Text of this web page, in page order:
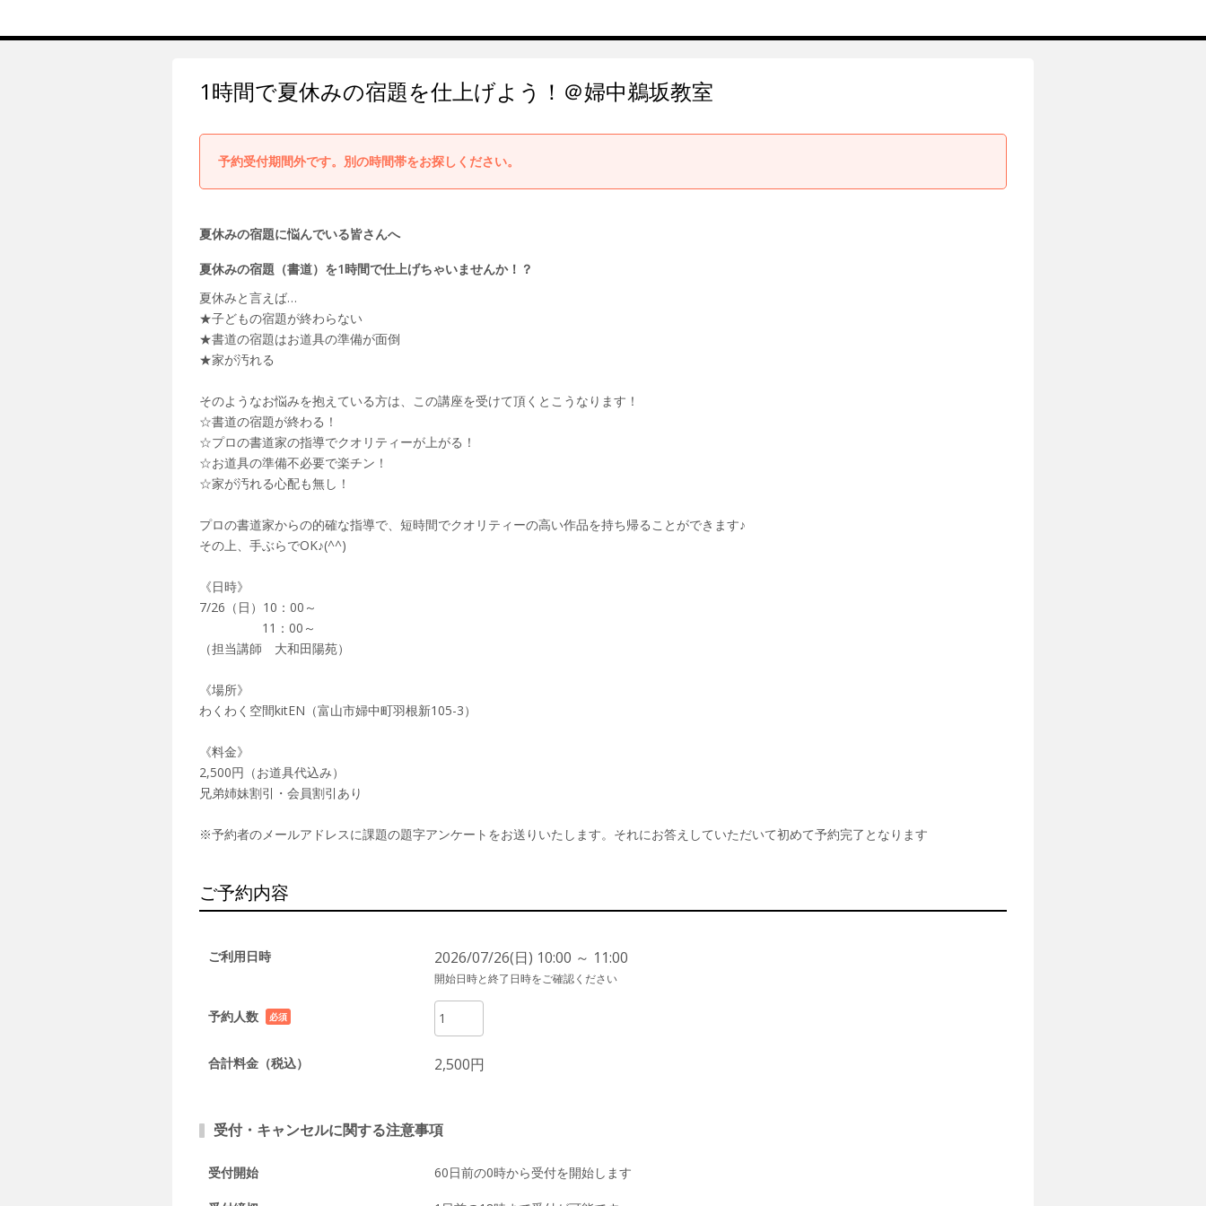
1時間で夏休みの宿題を仕上げよう！＠婦中鵜坂教室
予約受付期間外です。別の時間帯をお探しください。
夏休みの宿題に悩んでいる皆さんへ
夏休みの宿題（書道）を1時間で仕上げちゃいませんか！？
夏休みと言えば…
★子どもの宿題が終わらない
★書道の宿題はお道具の準備が面倒
★家が汚れる
そのようなお悩みを抱えている方は、この講座を受けて頂くとこうなります！
☆書道の宿題が終わる！
☆プロの書道家の指導でクオリティーが上がる！
☆お道具の準備不必要で楽チン！
☆家が汚れる心配も無し！
プロの書道家からの的確な指導で、短時間でクオリティーの高い作品を持ち帰ることができます♪
その上、手ぶらでOK♪(^^)
《日時》
7/26（日）10：00～
11：00～
（担当講師 大和田陽苑）
《場所》
わくわく空間kitEN（富山市婦中町羽根新105-3）
《料金》
2,500円（お道具代込み）
兄弟姉妹割引・会員割引あり
※予約者のメールアドレスに課題の題字アンケートをお送りいたします。それにお答えしていただいて初めて予約完了となります
ご予約内容
ご利用日時 2026/07/26(日) 10:00 ～ 11:00
開始日時と終了日時をご確認ください
予約人数
必須
合計料金（税込） 2,500円
受付・キャンセルに関する注意事項
受付開始 60日前の0時から受付を開始します